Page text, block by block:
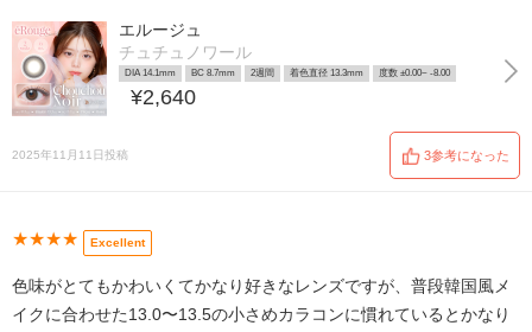
エルージュ
チュチュノワール
DIA 14.1mm BC 8.7mm 2週間 着色直径 13.3mm 度数 ±0.00~ -8.00
¥2,640
2025年11月11日投稿 3参考になった
★★★★ Excellent
色味がとてもかわいくてかなり好きなレンズですが、普段韓国風メ
イクに合わせた13.0〜13.5の小さめカラコンに慣れているとかなり